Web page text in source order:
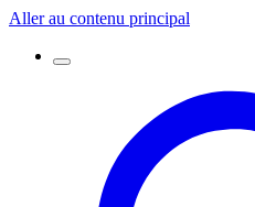
Aller au contenu principal